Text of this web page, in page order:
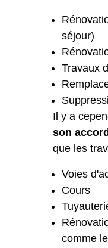
séjour)
Travaux
Il y a
son accord
que les
Voies
Cours
comme